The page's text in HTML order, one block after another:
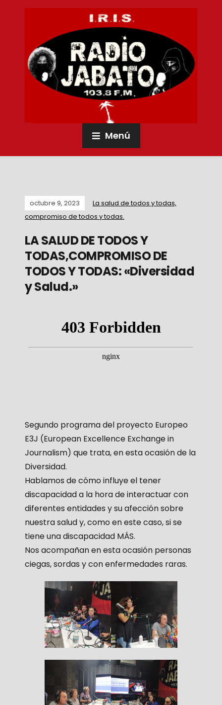
Menú
octubre 9, 2023
La salud de todos y todas,
compromiso de todos y todas.
LA SALUD DE TODOS Y
TODAS,COMPROMISO DE
TODOS Y TODAS: «Diversidad
y Salud.»
Segundo programa del proyecto Europeo
E3J (European Excellence Exchange in
Journalism) que trata, en esta ocasión de la
Diversidad.
Hablamos de cómo influye el tener
discapacidad a la hora de interactuar con
diferentes entidades y su afección sobre
nuestra salud y, como en este caso, si se
tiene una discapacidad MÁS.
Nos acompañan en esta ocasión personas
ciegas, sordas y con enfermedades raras.